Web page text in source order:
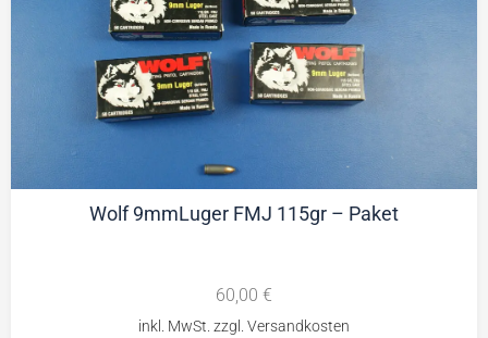
Wolf 9mmLuger FMJ 115gr – Paket
60,00 €